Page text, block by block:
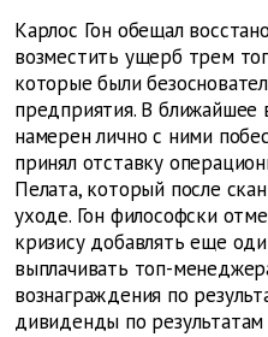
Карлос Гон обещал
возместить ущерб трем
которые были
предприятия. В ближайшее
намерен лично с ними
принял отставку
Пелата, который после
уходе. Гон философски
кризису добавлять еще
выплачивать топ-
вознаграждения по
дивиденды по результатам